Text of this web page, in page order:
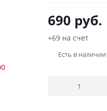
690 руб.
+69 на счет
Есть в наличии